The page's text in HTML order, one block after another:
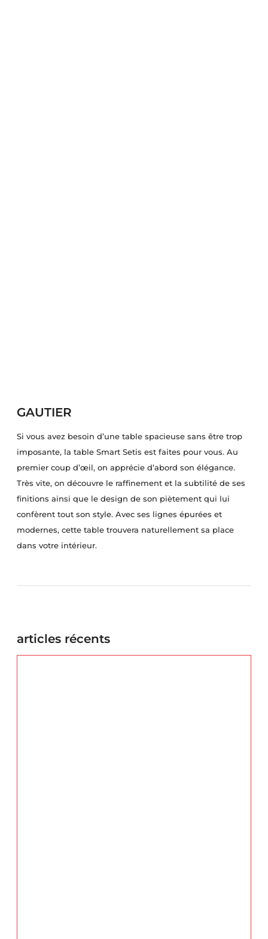
GAUTIER
Si vous avez besoin d’une table spacieuse sans être trop
imposante, la table Smart Setis est faites pour vous. Au
premier coup d’œil, on apprécie d’abord son élégance.
Très vite, on découvre le raffinement et la subtilité de ses
finitions ainsi que le design de son piètement qui lui
confèrent tout son style. Avec ses lignes épurées et
modernes, cette table trouvera naturellement sa place
dans votre intérieur.
articles récents